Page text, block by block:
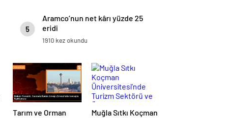
5
Aramco’nun net kârı yüzde 25
eridi
1910 kez okundu
Tarım ve Orman
Muğla Sıtkı Koçman